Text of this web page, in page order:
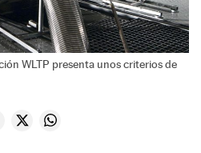
WLTP presenta unos criterios de